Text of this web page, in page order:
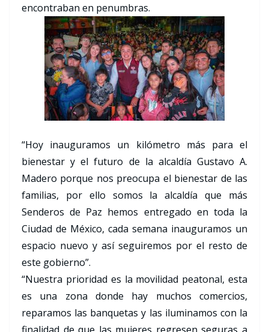
encontraban en penumbras.
“Hoy inauguramos un kilómetro más para el
bienestar y el futuro de la alcaldía Gustavo A.
Madero porque nos preocupa el bienestar de las
familias, por ello somos la alcaldía que más
Senderos de Paz hemos entregado en toda la
Ciudad de México, cada semana inauguramos un
espacio nuevo y así seguiremos por el resto de
este gobierno”.
“Nuestra prioridad es la movilidad peatonal, esta
es una zona donde hay muchos comercios,
reparamos las banquetas y las iluminamos con la